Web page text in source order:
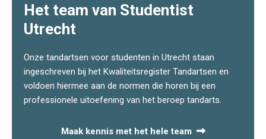
Het team van Studentist
Utrecht
Onze tandartsen voor studenten in Utrecht staan
ingeschreven bij het Kwaliteitsregister Tandartsen en
voldoen hiermee aan de normen die horen bij een
professionele uitoefening van het beroep tandarts.
Maak kennis met het hele team